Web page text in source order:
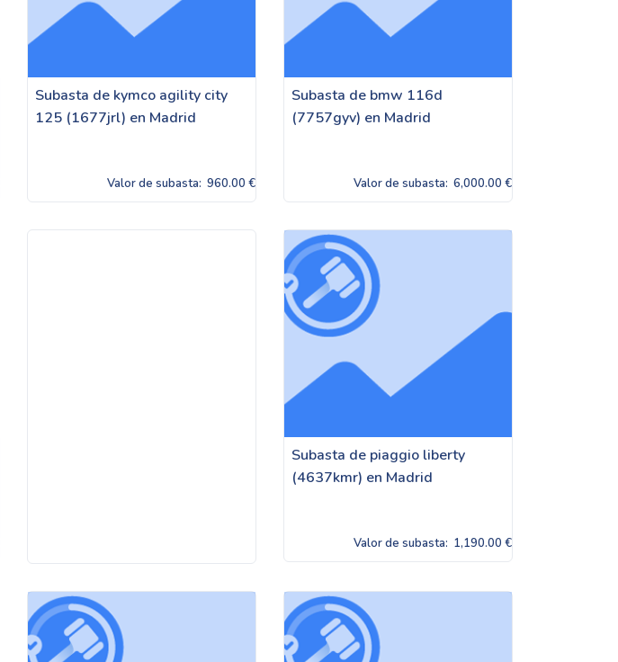
Subasta de kymco agility city
125 (1677jrl) en Madrid
Valor de subasta: 960.00 €
Subasta de bmw 116d
(7757gyv) en Madrid
Valor de subasta: 6,000.00 €
Subasta de piaggio liberty
(4637kmr) en Madrid
Valor de subasta: 1,190.00 €